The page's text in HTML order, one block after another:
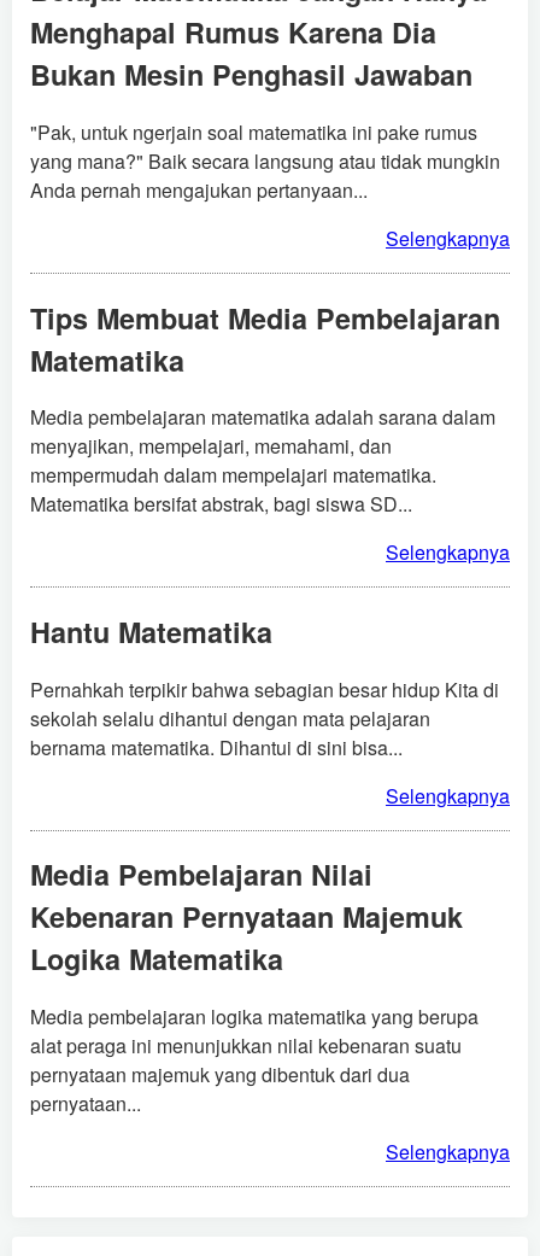
Menghapal Rumus Karena Dia
Bukan Mesin Penghasil Jawaban
"Pak, untuk ngerjain soal matematika ini pake rumus
yang mana?" Baik secara langsung atau tidak mungkin
Anda pernah mengajukan pertanyaan...
Selengkapnya
Tips Membuat Media Pembelajaran
Matematika
Media pembelajaran matematika adalah sarana dalam
menyajikan, mempelajari, memahami, dan
mempermudah dalam mempelajari matematika.
Matematika bersifat abstrak, bagi siswa SD...
Selengkapnya
Hantu Matematika
Pernahkah terpikir bahwa sebagian besar hidup Kita di
sekolah selalu dihantui dengan mata pelajaran
bernama matematika. Dihantui di sini bisa...
Selengkapnya
Media Pembelajaran Nilai
Kebenaran Pernyataan Majemuk
Logika Matematika
Media pembelajaran logika matematika yang berupa
alat peraga ini menunjukkan nilai kebenaran suatu
pernyataan majemuk yang dibentuk dari dua
pernyataan...
Selengkapnya